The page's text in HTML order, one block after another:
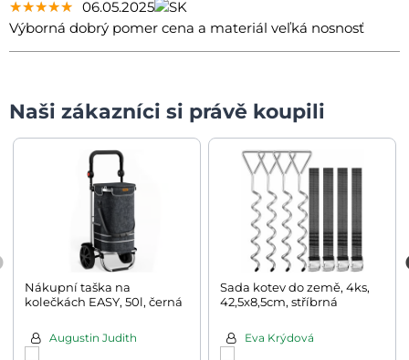
★★★★★
★★★★★
★★★★★ 06.05.2025
Výborná dobrý pomer cena a materiál veľká nosnosť
Naši zákazníci si právě koupili
Nákupní taška na
kolečkách EASY, 50l, černá
Augustin Judith
Sada kotev do země, 4ks,
42,5x8,5cm, stříbrná
Eva Krýdová